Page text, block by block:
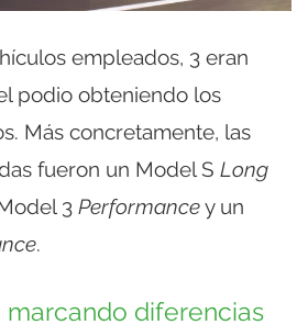
empleados, 3 eran
podio obteniendo los
Más concretamente, las
fueron un Model S Long
3 Performancey un
.
marcando diferencias